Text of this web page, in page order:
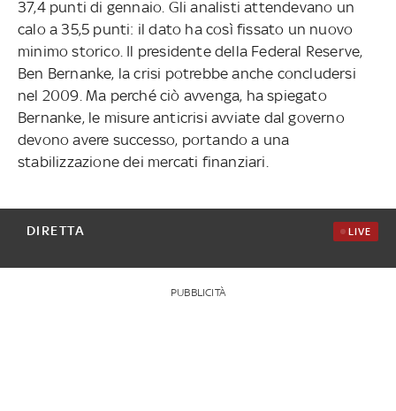
37,4 punti di gennaio. Gli analisti attendevano un
calo a 35,5 punti: il dato ha così fissato un nuovo
minimo storico. Il presidente della Federal Reserve,
Ben Bernanke, la crisi potrebbe anche concludersi
nel 2009. Ma perché ciò avvenga, ha spiegato
Bernanke, le misure anticrisi avviate dal governo
devono avere successo, portando a una
stabilizzazione dei mercati finanziari.
DIRETTA LIVE
PUBBLICITÀ